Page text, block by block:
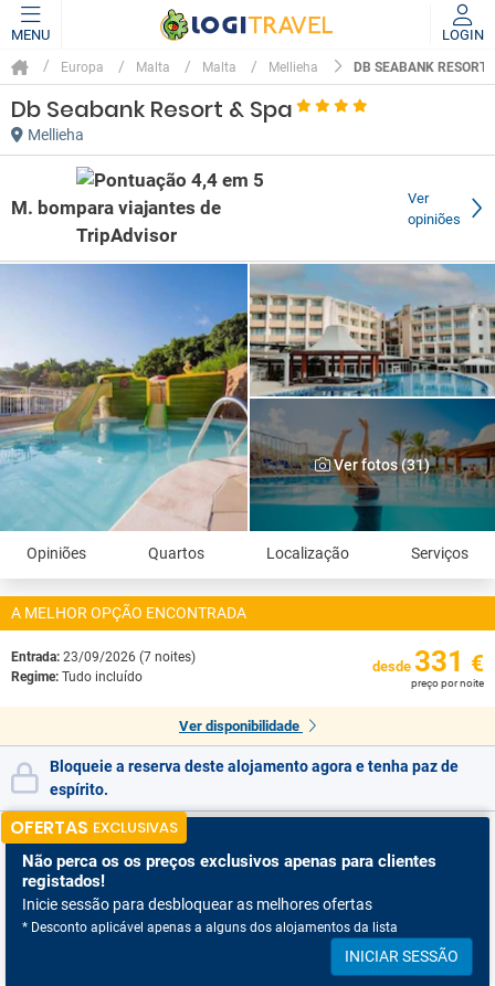
MENU LOGIN
Europa Malta Malta Mellieha DB SEABANK RESORT
Db Seabank Resort & Spa
Mellieha
M. bom
Ver
opiniões
Ver fotos (31)
Opiniões Quartos Localização Serviços
A MELHOR OPÇÃO ENCONTRADA
Entrada: 23/09/2026 (7 noites)
Regime: Tudo incluído
desde 331 €
preço por noite
Ver disponibilidade
Bloqueie a reserva deste alojamento agora e tenha paz de
espírito.
OFERTAS EXCLUSIVAS
Não perca os os preços exclusivos apenas para clientes
registados!
Inicie sessão para desbloquear as melhores ofertas
* Desconto aplicável apenas a alguns dos alojamentos da lista
INICIAR SESSÃO